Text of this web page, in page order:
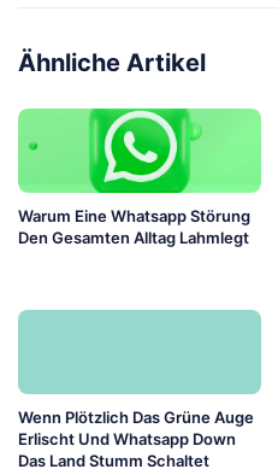
Ähnliche Artikel
Warum Eine Whatsapp Störung
Den Gesamten Alltag Lahmlegt
Wenn Plötzlich Das Grüne Auge
Erlischt Und Whatsapp Down
Das Land Stumm Schaltet